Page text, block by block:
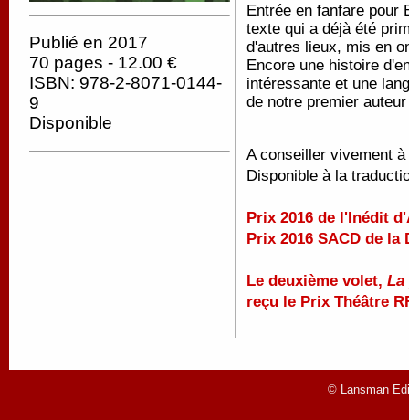
Publié en 2017
70 pages - 12.00 €
ISBN: 978-2-8071-0144-
9
Disponible
Entrée en fanfare pour
texte qui a déjà été
d'autres lieux, mis en
Encore une histoire
intéressante et une
de notre premier
A conseiller vivement
Disponible à la
Prix 2016 de l'Inédit
Prix 2016 SACD de
Le deuxième volet, La
reçu le Prix Théâtre
© Lansman